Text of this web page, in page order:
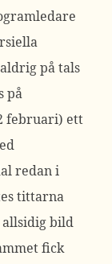
på tals
på
februari) ett
redan i
tittarna
allsidig bild
fick